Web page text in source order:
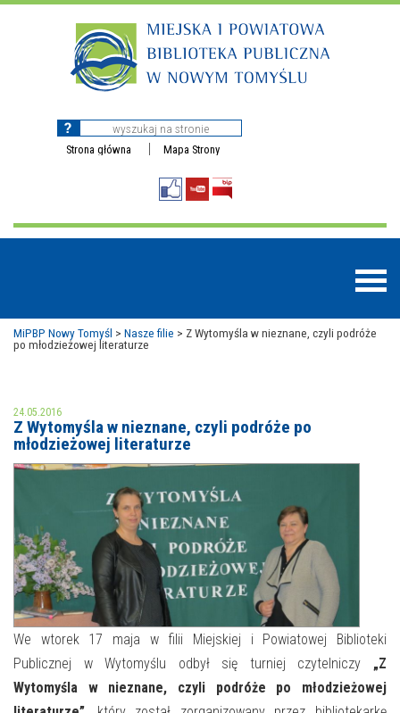
Strona główna Mapa Strony
MOJE KONTO
AKTUALNOŚCI
NAJBLIŻSZE WYDARZENIA
WYDARZENIA BIEŻĄCE
WYDARZYŁO SIĘ
NASZA OFERTA
STREFA WIEDZY O REGIONIE
STREFA KOLORU
FORMY STAŁE
NASZE FILIE
POLECANE STRONY
MiPBP Nowy Tomyśl > Nasze filie > Z Wytomyśla w nieznane, czyli podróże
po młodzieżowej literaturze
24.05.2016
Z Wytomyśla w nieznane, czyli podróże po
młodzieżowej literaturze
We wtorek 17 maja w filii Miejskiej i Powiatowej Biblioteki
Publicznej w Wytomyślu odbył się turniej czytelniczy „Z
Wytomyśla w nieznane, czyli podróże po młodzieżowej